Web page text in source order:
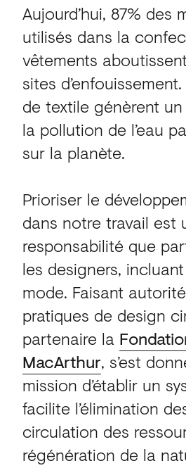
Aujourd’hui, 87% des
utilisés dans la
vêtements
sites
de textile génèrent
la pollution de l’eau
sur la planète.
Prioriser le
dans notre travail est
responsabilité que
les designers,
mode. Faisant
pratiques de design
partenaire la
MacArthur, s’est
mission d’établir un
facilite l’élimination
circulation des
régénération de la